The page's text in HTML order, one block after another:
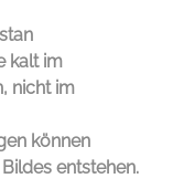
kalt im
nicht im
können
entstehen.